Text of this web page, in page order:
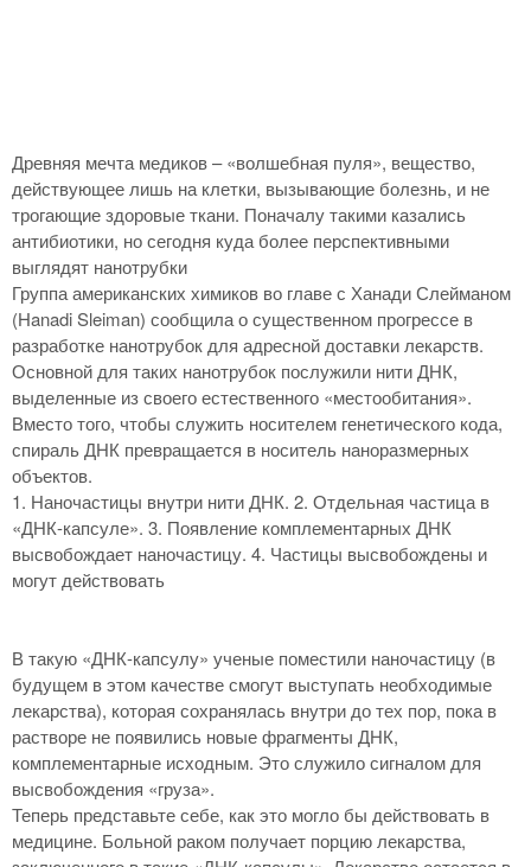
Древняя мечта медиков – «волшебная пуля», вещество,
действующее лишь на клетки, вызывающие болезнь, и не
трогающие здоровые ткани. Поначалу такими казались
антибиотики, но сегодня куда более перспективными
выглядят нанотрубки
Группа американских химиков во главе с Ханади Слейманом
(Hanadi Sleiman) сообщила о существенном прогрессе в
разработке нанотрубок для адресной доставки лекарств.
Основной для таких нанотрубок послужили нити ДНК,
выделенные из своего естественного «местообитания».
Вместо того, чтобы служить носителем генетического кода,
спираль ДНК превращается в носитель наноразмерных
объектов.
1. Наночастицы внутри нити ДНК. 2. Отдельная частица в
«ДНК-капсуле». 3. Появление комплементарных ДНК
высвобождает наночастицу. 4. Частицы высвобождены и
могут действовать
В такую «ДНК-капсулу» ученые поместили наночастицу (в
будущем в этом качестве смогут выступать необходимые
лекарства), которая сохранялась внутри до тех пор, пока в
растворе не появились новые фрагменты ДНК,
комплементарные исходным. Это служило сигналом для
высвобождения «груза».
Теперь представьте себе, как это могло бы действовать в
медицине. Больной раком получает порцию лекарства,